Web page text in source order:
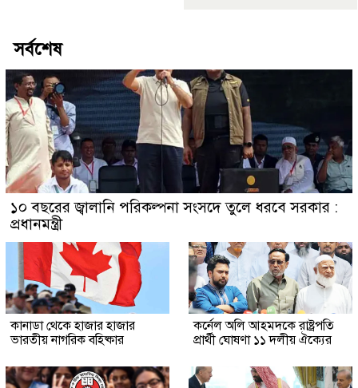
সর্বশেষ
১০ বছরের জ্বালানি পরিকল্পনা সংসদে তুলে ধরবে সরকার :
প্রধানমন্ত্রী
কানাডা থেকে হাজার হাজার
ভারতীয় নাগরিক বহিষ্কার
কর্নেল অলি আহমদকে রাষ্ট্রপতি
প্রার্থী ঘোষণা ১১ দলীয় ঐক্যের